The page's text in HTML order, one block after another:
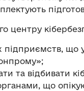
центру
підприємств, що
та відбивати
що